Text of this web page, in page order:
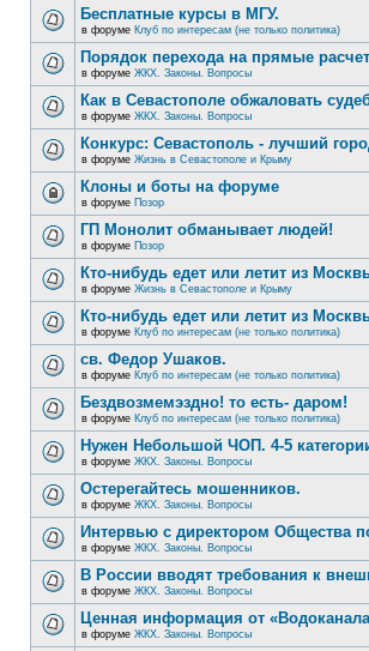
Бесплатные курсы в МГУ.
в форуме Клуб по интересам (не только политика)
Порядок перехода на прямые
в форуме ЖКХ. Законы. Вопросы
Как в Севастополе обжаловать
в форуме ЖКХ. Законы. Вопросы
Конкурс: Севастополь - лучший
в форуме Жизнь в Севастополе и Крыму
Клоны и боты на форуме
в форуме Позор
ГП Монолит обманывает людей!
в форуме Позор
Кто-нибудь едет или летит из
в форуме Жизнь в Севастополе и Крыму
Кто-нибудь едет или летит из
в форуме Клуб по интересам (не только политика)
св. Федор Ушаков.
в форуме Клуб по интересам (не только политика)
Бездвозмемэздно! то есть- даром!
в форуме Клуб по интересам (не только политика)
Нужен Небольшой ЧОП. 4-5
в форуме ЖКХ. Законы. Вопросы
Остерегайтесь мошенников.
в форуме ЖКХ. Законы. Вопросы
Интервью с директором Общества
в форуме ЖКХ. Законы. Вопросы
В России вводят требования к
в форуме ЖКХ. Законы. Вопросы
Ценная информация от
в форуме ЖКХ. Законы. Вопросы